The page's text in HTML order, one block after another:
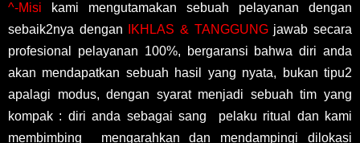
^-Misi kami mengutamakan sebuah pelayanan dengan
sebaik2nya dengan
IKHLAS & TANGGUNGjawab secara
profesional pelayanan 100%, bergaransi bahwa diri anda
akan mendapatkan sebuah hasil yang nyata, bukan tipu2
apalagi modus, dengan syarat menjadi sebuah tim yang
kompak : diri anda sebagai sang pelaku ritual dan kami
membimbing mengarahkan dan mendampingi dilokasi